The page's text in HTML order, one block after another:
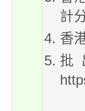
計
香
批